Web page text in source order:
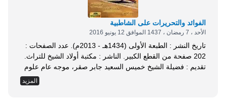
الفوائد والتحريرات على الشاطبية
الأحد ، 7 رمضان ، 1437 الموافق 12 يونيو 2016
تاريخ النشر : الطبعة الأولى (1434هـ - 2013م). عدد الصفحات :
202 صفحة من القطع الكبير. الناشر : مكتبة أولاد الشيخ للتراث.
تقديم : فضيلة الشيخ خميس السعيد جابر صقر، موجه عام علوم
القرآن بالأزهر الشريف، وعضو لجنة مراجعة المصاحف (سابقًا).
الأستاذ الدكتور عبد الكريم بن إبراهيم آل صالح، الأستاذ المساعد
المزيد